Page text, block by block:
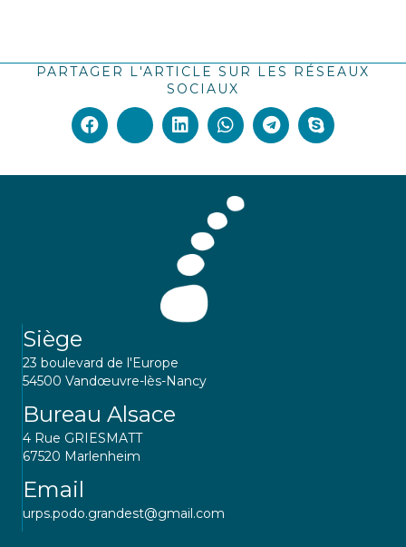
PARTAGER L'ARTICLE SUR LES RÉSEAUX
SOCIAUX
Siège
23 boulevard de l'Europe
54500 Vandœuvre-lès-Nancy
Bureau Alsace
4 Rue GRIESMATT
67520 Marlenheim
Email
urps.podo.grandest@gmail.com